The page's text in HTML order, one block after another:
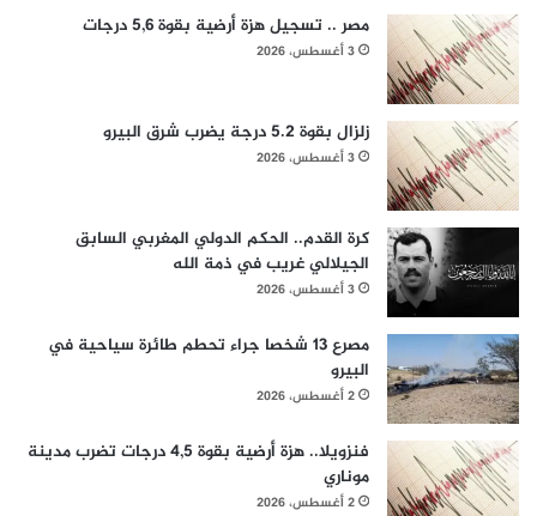
مصر .. تسجيل هزة أرضية بقوة 5,6 درجات
3 أغسطس، 2026
زلزال بقوة 5.2 درجة يضرب شرق البيرو
3 أغسطس، 2026
كرة القدم.. الحكم الدولي المغربي السابق
الجيلالي غريب في ذمة الله
3 أغسطس، 2026
مصرع 13 شخصا جراء تحطم طائرة سياحية في
البيرو
2 أغسطس، 2026
فنزويلا.. هزة أرضية بقوة 4,5 درجات تضرب مدينة
موناري
2 أغسطس، 2026